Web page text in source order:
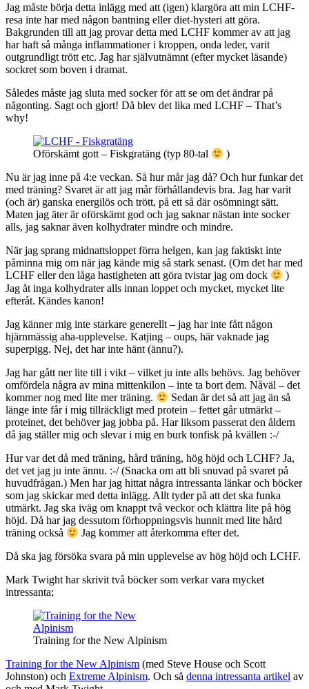
Jag måste börja detta inlägg med att (igen) klargöra att min LCHF-
resa inte har med någon bantning eller diet-hysteri att göra.
Bakgrunden till att jag provar detta med LCHF kommer av att jag
har haft så många inflammationer i kroppen, onda leder, varit
outgrundligt trött etc. Jag har självutnämnt (efter mycket läsande)
sockret som boven i dramat.
Således måste jag sluta med socker för att se om det ändrar på
någonting. Sagt och gjort! Då blev det lika med LCHF – That’s
why!
Oförskämt gott – Fiskgratäng (typ 80-tal
)
Nu är jag inne på 4:e veckan. Så hur mår jag då? Och hur funkar det
med träning? Svaret är att jag mår förhållandevis bra. Jag har varit
(och är) ganska energilös och trött, på ett så där osömningt sätt.
Maten jag äter är oförskämt god och jag saknar nästan inte socker
alls, jag saknar även kolhydrater mindre och mindre.
När jag sprang midnattsloppet förra helgen, kan jag faktiskt inte
påminna mig om när jag kände mig så stark senast. (Om det har med
LCHF eller den låga hastigheten att göra tvistar jag om dock
)
Jag åt inga kolhydrater alls innan loppet och mycket, mycket lite
efteråt. Kändes kanon!
Jag känner mig inte starkare generellt – jag har inte fått någon
hjärnmässig aha-upplevelse. Katjing – oups, här vaknade jag
superpigg. Nej, det har inte hänt (ännu?).
Jag har gått ner lite till i vikt – vilket ju inte alls behövs. Jag behöver
omfördela några av mina mittenkilon – inte ta bort dem. Nåväl – det
kommer nog med lite mer träning.
Sedan är det så att jag än så
länge inte får i mig tillräckligt med protein – fettet går utmärkt –
proteinet, det behöver jag jobba på. Har liksom passerat den åldern
då jag ställer mig och slevar i mig en burk tonfisk på kvällen :-/
Hur var det då med träning, hård träning, hög höjd och LCHF? Ja,
det vet jag ju inte ännu. :-/ (Snacka om att bli snuvad på svaret på
huvudfrågan.) Men har jag hittat några intressanta länkar och böcker
som jag skickar med detta inlägg. Allt tyder på att det ska funka
utmärkt. Jag ska iväg om knappt två veckor och klättra lite på hög
höjd. Då har jag dessutom förhoppningsvis hunnit med lite hård
träning också
Jag kommer att återkomma efter det.
Då ska jag försöka svara på min upplevelse av hög höjd och LCHF.
Mark Twight har skrivit två böcker som verkar vara mycket
intressanta;
Training for the New Alpinism
Training for the New Alpinism (med Steve House och Scott
Johnston) och Extreme Alpinism. Och så denna intressanta artikel av